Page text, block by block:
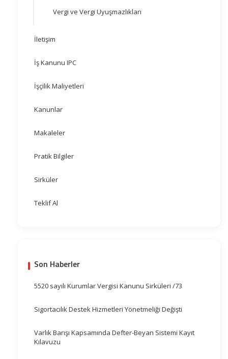
Vergi ve Vergi Uyuşmazlıkları
İletişim
İş Kanunu IPC
İşçilik Maliyetleri
Kanunlar
Makaleler
Pratik Bilgiler
Sirküler
Teklif Al
Son Haberler
5520 sayılı Kurumlar Vergisi Kanunu Sirküleri /73
Sigortacılık Destek Hizmetleri Yönetmeliği Değişti
Varlık Barışı Kapsamında Defter-Beyan Sistemi Kayıt
Kılavuzu